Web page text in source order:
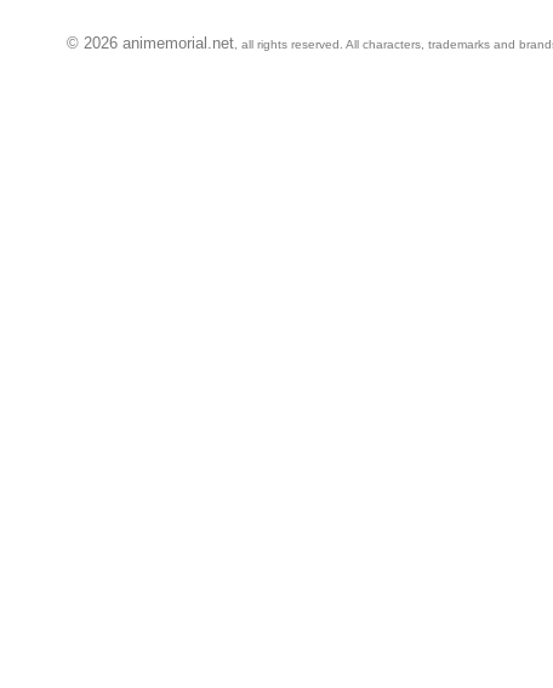
© 2026 animemorial.net , all rights reserved. All characters, trademarks and